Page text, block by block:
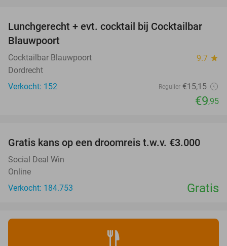
34%
Lunchgerecht + evt. cocktail bij Cocktailbar
Blauwpoort
Cocktailbar Blauwpoort 9.7 star
Dordrecht
Verkocht: 152
Regulier €15,15
€9,95
Gratis kans op een droomreis t.w.v. €3.000
Social Deal Win
Online
Verkocht: 184.753
Gratis